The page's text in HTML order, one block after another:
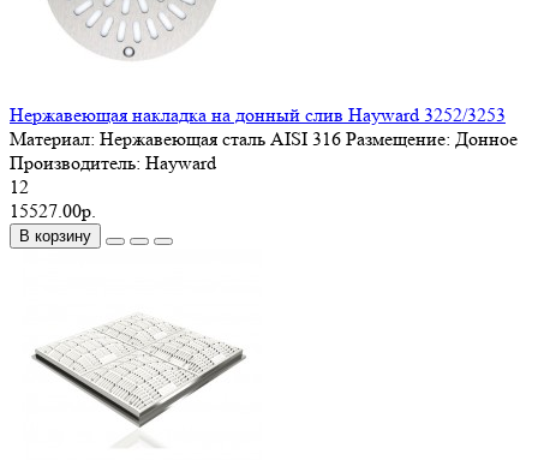
Нержавеющая накладка на донный слив Hayward 3252/3253
Материал: Нержавеющая сталь AISI 316 Размещение: Донное
Производитель: Hayward
12
15527.00р.
В корзину